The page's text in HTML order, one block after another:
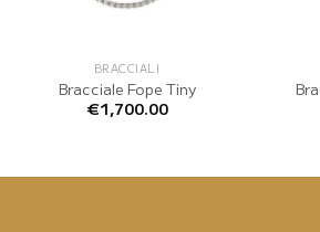
BRACCIALI
Bracciale Fope Tiny
€1,700.00